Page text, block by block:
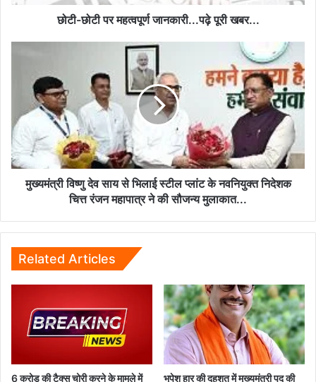
छोटी-छोटी पर महत्वपूर्ण जानकारी...पढ़े पूरी खबर...
भिलाई
स्टील
प्लांट
के
नवनियुक्त
की
सौजन्य
मुख्यमंत्री विष्णु देव साय से भिलाई स्टील प्लांट के नवनियुक्त निदेशक
चित्त रंजन महापात्र ने की सौजन्य मुलाकात...
Related Articles
6 करोड़ की टैक्स चोरी करने के मामले में भूपेश हार की दहशत में मुख्यमंत्री पद की